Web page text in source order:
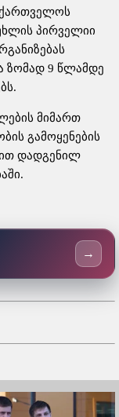
პირველიი
ზომად 9 წლამდე
მიმართ
გამოყენების
დადგენილ
→